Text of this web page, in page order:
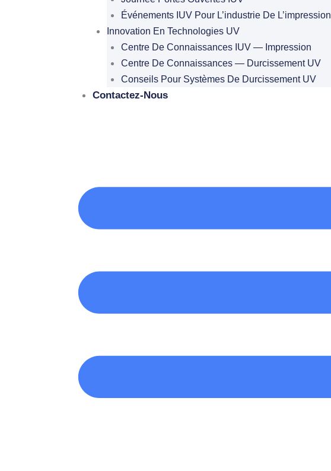
Événements IUV Pour L’industrie De L’impression
Innovation En Technologies UV
Centre De Connaissances IUV — Impression
Centre De Connaissances — Durcissement UV
Conseils Pour Systèmes De Durcissement UV
Contactez-Nous